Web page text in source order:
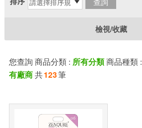
檢視/收藏
您查詢 商品分類 : 所有分類商品種類 :
有廠商共123筆